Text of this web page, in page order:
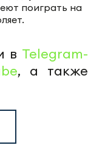
поиграть на
в Telegram-
, а также